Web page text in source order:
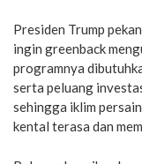
Presiden Trump
ingin greenback
programnya
serta peluang
sehingga iklim
kental terasa dan